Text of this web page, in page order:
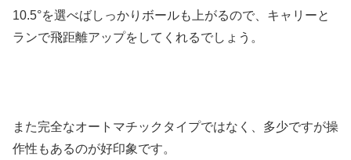
10.5°を選べばしっかりボールも上がるので、キャリーと
ランで飛距離アップをしてくれるでしょう。
また完全なオートマチックタイプではなく、多少ですが操
作性もあるのが好印象です。